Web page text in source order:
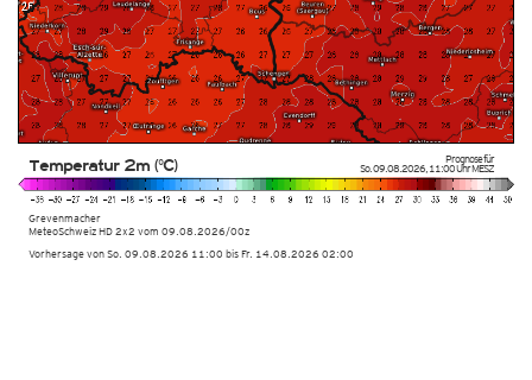
Prognose für
So. 09.08.2026,11:00 UhrMESZ
Grevenmacher
MeteoSchweiz HD 2x2 vom 09.08.2026/00z
Temperatur 2m (°C)
Vorhersage von So. 09.08.2026 11:00 bis Fr. 14.08.2026 02:00